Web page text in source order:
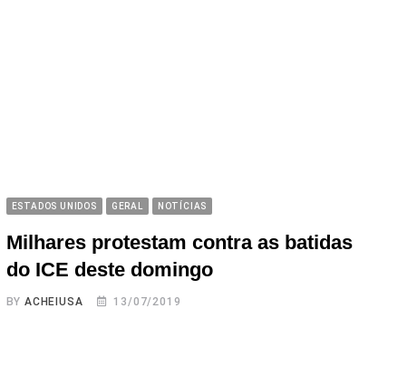
ESTADOS UNIDOS GERAL NOTÍCIAS
Milhares protestam contra as batidas
do ICE deste domingo
BYACHEIUSA 13/07/2019